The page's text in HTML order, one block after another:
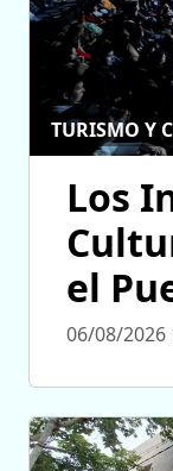
TURISMO Y
Los
el
06/08/2026